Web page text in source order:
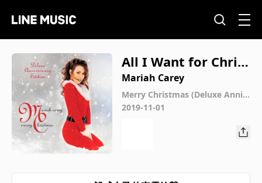
All I Want for Christ
mas Is You
Mariah Carey
Merry Christmas (Deluxe Anniv
ersary Edition)
2019-11-01